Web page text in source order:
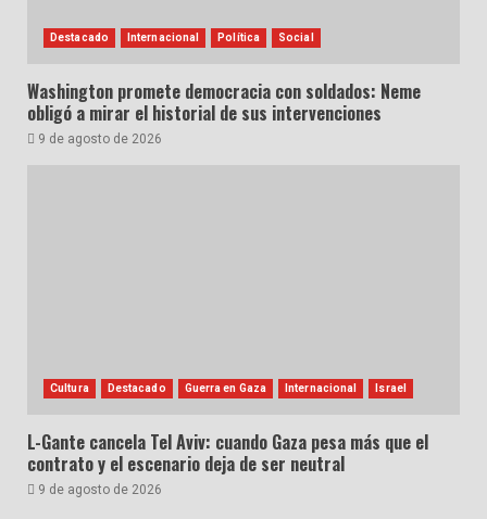
Destacado Internacional Política Social
Washington promete democracia con soldados: Neme
obligó a mirar el historial de sus intervenciones
9 de agosto de 2026
Cultura Destacado Guerra en Gaza Internacional Israel
L-Gante cancela Tel Aviv: cuando Gaza pesa más que el
contrato y el escenario deja de ser neutral
9 de agosto de 2026